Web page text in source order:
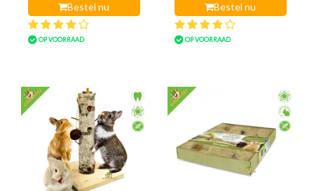
Bestel nu
OP VOORRAAD
Bestel nu
OP VOORRAAD